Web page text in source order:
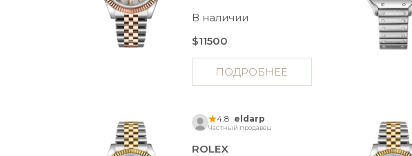
В наличии
$11500
ПОДРОБНЕЕ
4.8 eldarp
Частный продавец
ROLEX